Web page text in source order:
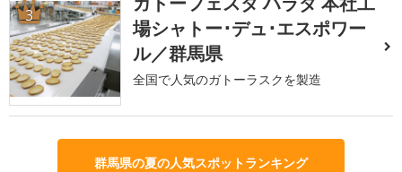
3
場シャトー･デュ･エスポワー
ル／群馬県
全国で人気のガトーラスクを製造
群馬県の夏の人気スポットランキング